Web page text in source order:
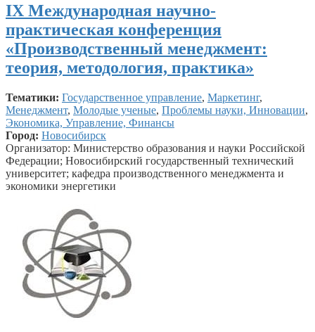
IX Международная научно-
практическая конференция
«Производственный менеджмент:
теория, методология, практика»
Тематики: Государственное управление, Маркетинг,
Менеджмент, Молодые ученые, Проблемы науки, Инновации,
Экономика, Управление, Финансы
Город: Новосибирск
Организатор: Министерство образования и науки Российской
Федерации; Новосибирский государственный технический
университет; кафедра производственного менеджмента и
экономики энергетики